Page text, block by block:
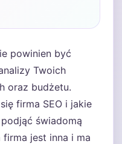
powinien być
Twoich
oraz budżetu.
firma SEO i jakie
świadomą
jest inna i ma